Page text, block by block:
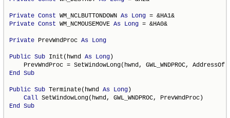
Private Const WM_NCLBUTTONDOWN As Long
Private Const WM_NCMOUSEMOVE As Long = &HA0&
Private PrevWndProc As Long
Public Sub Init(hwnd As Long)
End Sub
Public Sub Terminate(hwnd As Long)
Call
End Sub